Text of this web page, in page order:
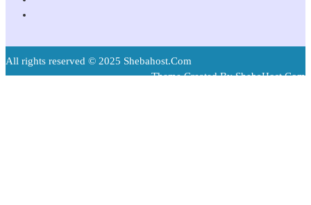
All rights reserved © 2025 Shebahost.Com
Theme Created By ShebaHost.Com